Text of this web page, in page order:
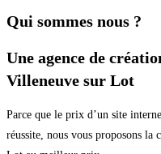
Qui sommes nous ?
Une agence de
Villeneuve sur Lot
Parce que le prix d’un site
réussite, nous vous proposons la